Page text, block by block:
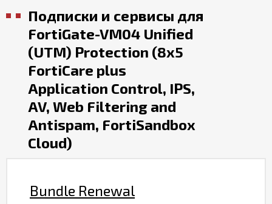
Подписки и сервисы для
FortiGate-VM04 Unified
(UTM) Protection (8x5
FortiCare plus
Application Control, IPS,
AV, Web Filtering and
Antispam, FortiSandbox
Cloud)
Bundle Renewal